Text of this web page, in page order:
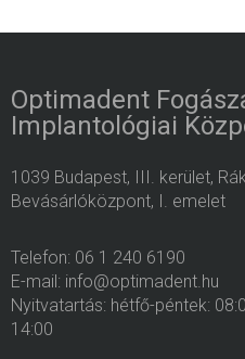
Optimadent
Implantológiai
1039 Budapest, III. kerület,
Bevásárlóközpont, I. emelet
Telefon: 06 1 240 6190
E-mail: info@optimadent.hu
Nyitvatartás: hétfő-péntek:
14:00